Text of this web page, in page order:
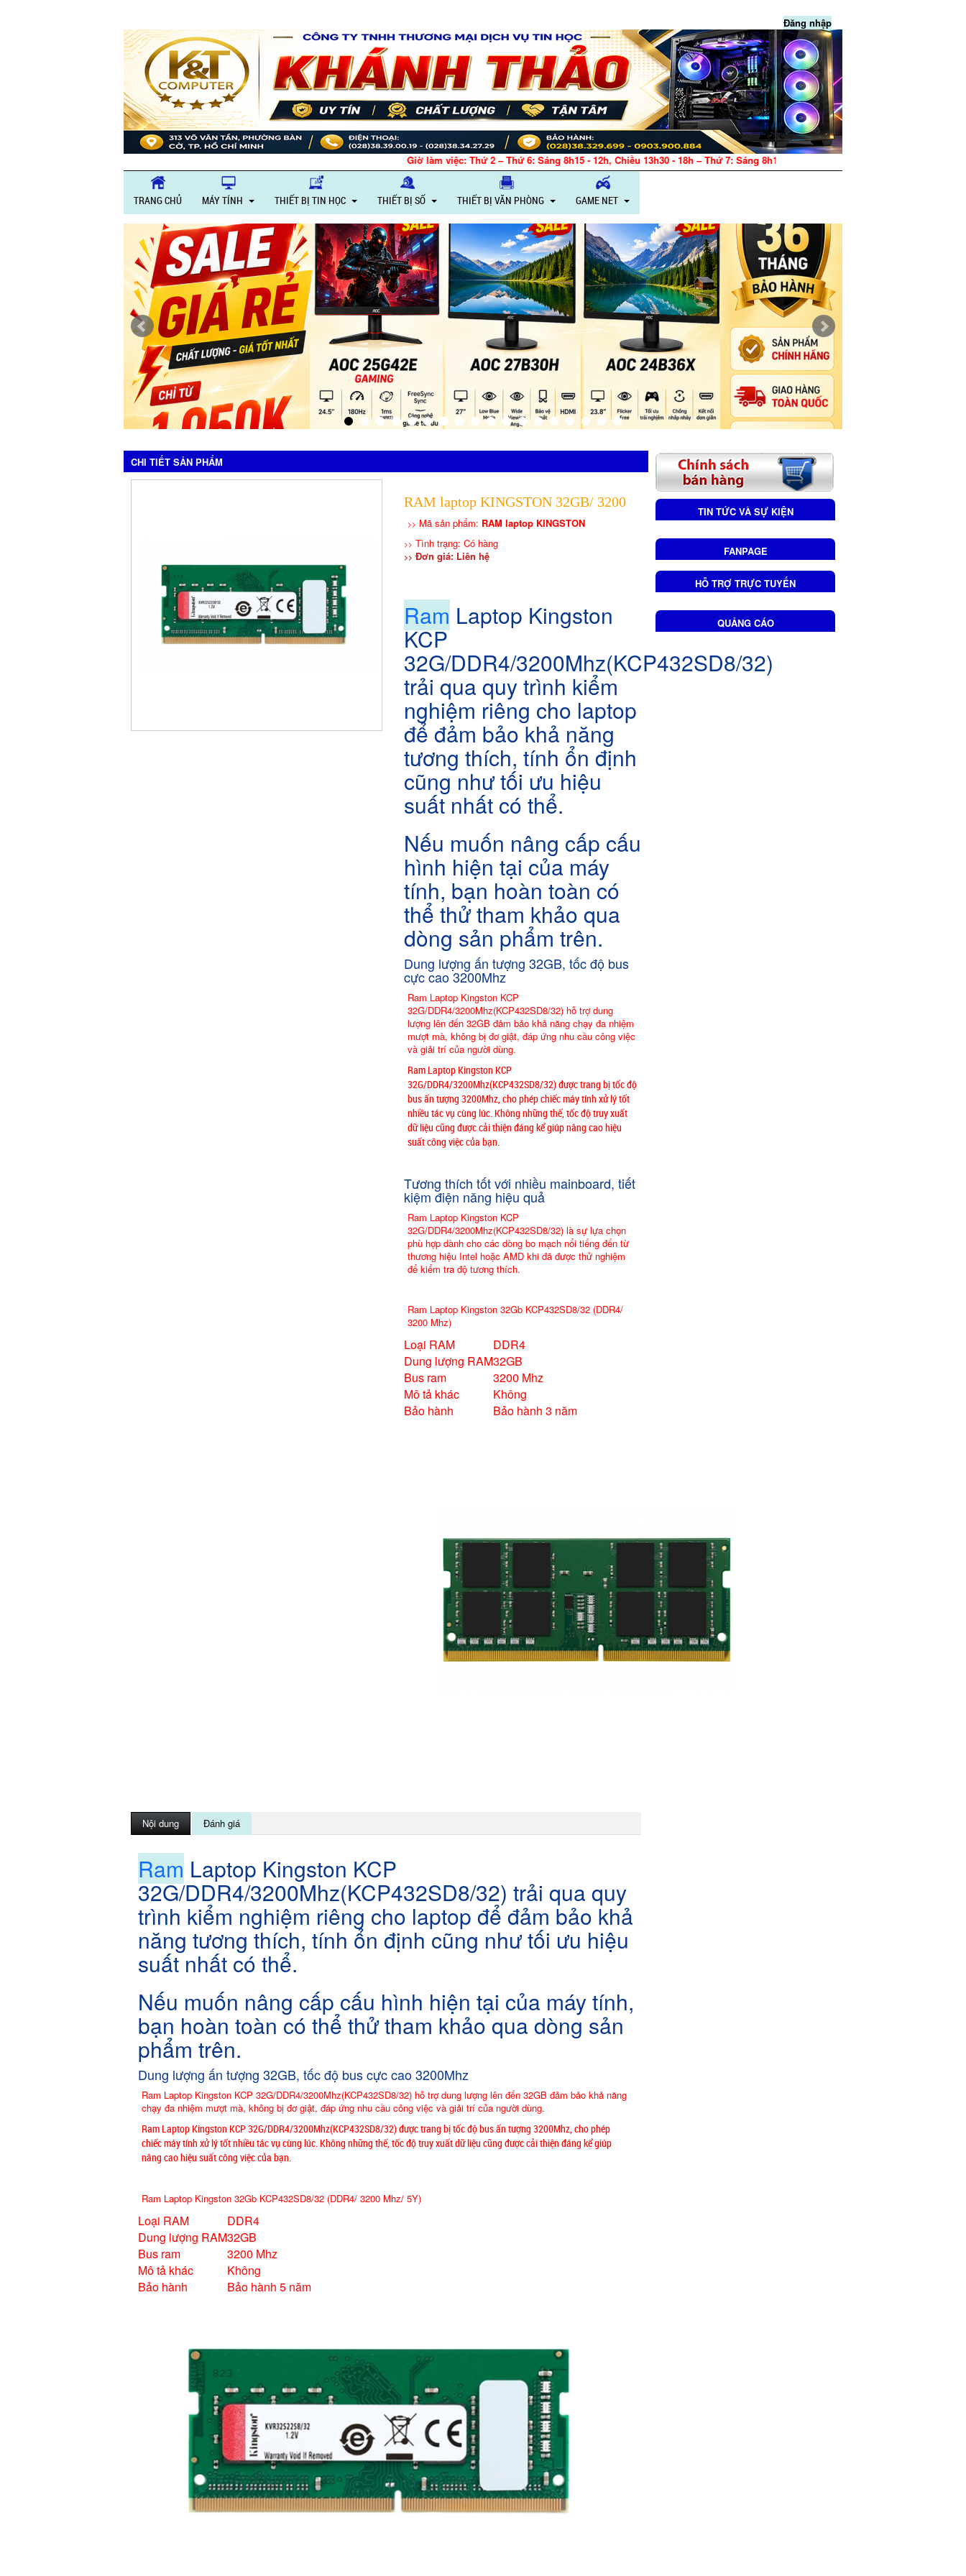
Đăng nhập
Giờ làm việc: Thứ 2 – Thứ 6: Sáng 8h15 - 12h, Chiều 13h30 - 18h – Thứ 7: Sáng 8h15 - 12h, Chiều 13h30 - 17h – CN: Nghỉ
TRANG CHỦ MÁY TÍNH THIẾT BỊ TIN HỌC THIẾT BỊ SỐ THIẾT BỊ VĂN PHÒNG GAME NET
CHI TIẾT SẢN PHẨM
RAM laptop KINGSTON 32GB/ 3200
>> Mã sản phẩm: RAM laptop KINGSTON
>> Tình trạng: Có hàng
>> Đơn giá: Liên hệ
Ram Laptop Kingston
KCP
32G/DDR4/3200Mhz(KCP432SD8/32)
trải qua quy trình kiểm
nghiệm riêng cho laptop
để đảm bảo khả năng
tương thích, tính ổn định
cũng như tối ưu hiệu
suất nhất có thể.
Nếu muốn nâng cấp cấu
hình hiện tại của máy
tính, bạn hoàn toàn có
thể thử tham khảo qua
dòng sản phẩm trên.
Dung lượng ấn tượng 32GB, tốc độ bus
cực cao 3200Mhz
Ram Laptop Kingston KCP
32G/DDR4/3200Mhz(KCP432SD8/32) hỗ trợ dung
lượng lên đến 32GB đảm bảo khả năng chạy đa nhiệm
mượt mà, không bị đơ giật, đáp ứng nhu cầu công việc
và giải trí của người dùng.
Ram Laptop Kingston KCP
32G/DDR4/3200Mhz(KCP432SD8/32) được trang bị tốc độ
bus ấn tượng 3200Mhz, cho phép chiếc máy tính xử lý tốt
nhiều tác vụ cùng lúc. Không những thế, tốc độ truy xuất
dữ liệu cũng được cải thiện đáng kể giúp nâng cao hiệu
suất công việc của bạn.
Tương thích tốt với nhiều mainboard, tiết
kiệm điện năng hiệu quả
Ram Laptop Kingston KCP
32G/DDR4/3200Mhz(KCP432SD8/32) là sự lựa chọn
phù hợp dành cho các dòng bo mạch nổi tiếng đến từ
thương hiệu Intel hoặc AMD khi đã được thử nghiệm
để kiểm tra độ tương thích.
Ram Laptop Kingston 32Gb KCP432SD8/32 (DDR4/
3200 Mhz)
Loại RAM
DDR4
Dung lượng RAM32GB
Bus ram
3200 Mhz
Mô tả khác
Không
Bảo hành
Bảo hành 3 năm
Nội dung Đánh giá
Ram Laptop Kingston KCP
32G/DDR4/3200Mhz(KCP432SD8/32) trải qua quy
trình kiểm nghiệm riêng cho laptop để đảm bảo khả
năng tương thích, tính ổn định cũng như tối ưu hiệu
suất nhất có thể.
Nếu muốn nâng cấp cấu hình hiện tại của máy tính,
bạn hoàn toàn có thể thử tham khảo qua dòng sản
phẩm trên.
Dung lượng ấn tượng 32GB, tốc độ bus cực cao 3200Mhz
Ram Laptop Kingston KCP 32G/DDR4/3200Mhz(KCP432SD8/32) hỗ trợ dung lượng lên đến 32GB đảm bảo khả năng
chạy đa nhiệm mượt mà, không bị đơ giật, đáp ứng nhu cầu công việc và giải trí của người dùng.
Ram Laptop Kingston KCP 32G/DDR4/3200Mhz(KCP432SD8/32) được trang bị tốc độ bus ấn tượng 3200Mhz, cho phép
chiếc máy tính xử lý tốt nhiều tác vụ cùng lúc. Không những thế, tốc độ truy xuất dữ liệu cũng được cải thiện đáng kể giúp
nâng cao hiệu suất công việc của bạn.
Ram Laptop Kingston 32Gb KCP432SD8/32 (DDR4/ 3200 Mhz/ 5Y)
Loại RAM
DDR4
Dung lượng RAM32GB
Bus ram
3200 Mhz
Mô tả khác
Không
Bảo hành
Bảo hành 5 năm
TIN TỨC VÀ SỰ KIỆN
FANPAGE
HỖ TRỢ TRỰC TUYẾN
QUẢNG CÁO